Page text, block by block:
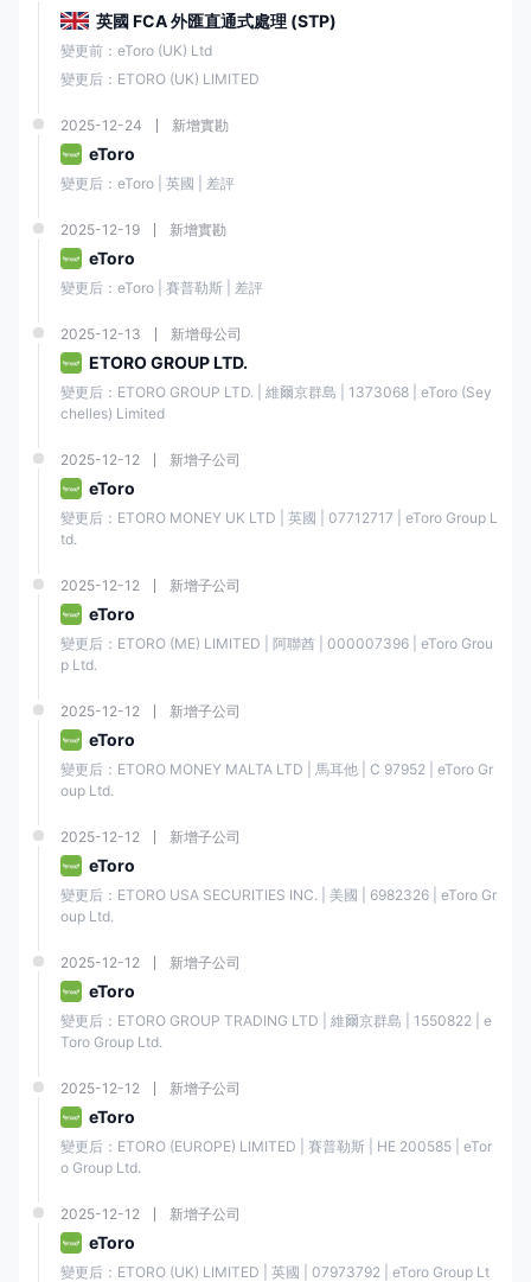
債券
期權
槓桿
E投睿 提供槓桿交易各種金融工具。E投睿 提供的最大槓桿比例因工具和客
戶所在司法管轄區而異。
資產類別
最大槓桿比例
（零售客戶）
主要外匯貨幣
加您的風險。
點差和佣金
EUR/USD 貨幣對的點差為1點，比大多數其他經紀商更具競爭力。如果您
https://www.etoro.com/trading/fees/cfd-spreads/
至於佣金，如果您交易 ETF 或 CFD，則不收取佣金。然而，股票交易收取
$1 或 $2 的佣金，加密貨幣交易收取1% 的佣金。
資產類別
股票 $1/2
ETF
加密貨幣 1%
費用
在 E投睿 上，開戶和管理都是免費的。然而，提款費、閒置費和轉換費用
開戶費
英國 FCA 外匯直通式處理 (STP)
變更前：eToro (UK) Ltd
變更后：ETORO (UK) LIMITED
2025-12-24 新增實勘
eToro
變更后：eToro | 英國 | 差評
2025-12-19 新增實勘
eToro
變更后：eToro | 賽普勒斯 | 差評
2025-12-13 新增母公司
ETORO GROUP LTD.
變更后：ETORO GROUP LTD. | 維爾京群島 | 1373068 | eToro (Sey
chelles) Limited
2025-12-12 新增子公司
eToro
變更后：ETORO MONEY UK LTD | 英國 | 07712717 | eToro Group L
td.
2025-12-12 新增子公司
eToro
變更后：ETORO (ME) LIMITED | 阿聯酋 | 000007396 | eToro Grou
p Ltd.
2025-12-12 新增子公司
eToro
變更后：ETORO MONEY MALTA LTD | 馬耳他 | C 97952 | eToro Gr
oup Ltd.
2025-12-12 新增子公司
eToro
變更后：ETORO USA SECURITIES INC. | 美國 | 6982326 | eToro Gr
oup Ltd.
2025-12-12 新增子公司
eToro
變更后：ETORO GROUP TRADING LTD | 維爾京群島 | 1550822 | e
Toro Group Ltd.
2025-12-12 新增子公司
eToro
變更后：ETORO (EUROPE) LIMITED | 賽普勒斯 | ΗΕ 200585 | eTor
o Group Ltd.
2025-12-12 新增子公司
eToro
變更后：ETORO (UK) LIMITED | 英國 | 07973792 | eToro Group Lt